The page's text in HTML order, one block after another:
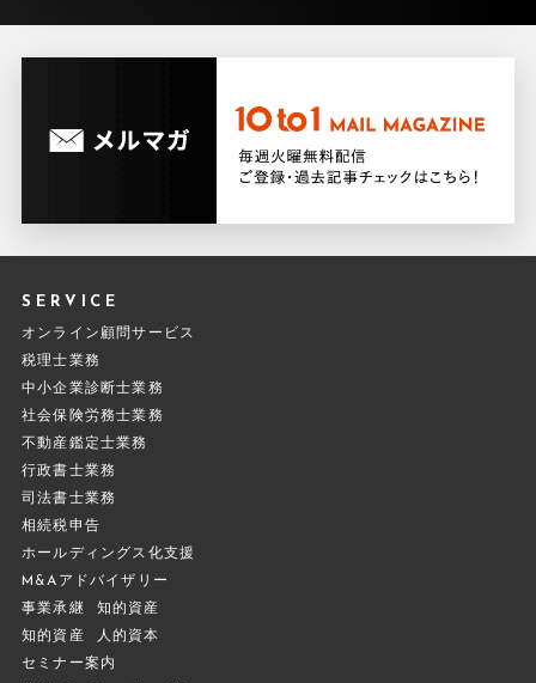
SERVICE
オンライン顧問サービス
税理士業務
中小企業診断士業務
社会保険労務士業務
不動産鑑定士業務
行政書士業務
司法書士業務
相続税申告
ホールディングス化支援
M&Aアドバイザリー
事業承継
知的資産
知的資産
人的資本
セミナー案内